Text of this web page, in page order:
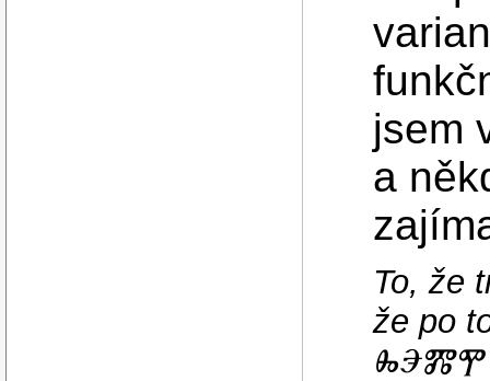
jsem
a
To, že
že po
ⰈⰅⰏⰉ